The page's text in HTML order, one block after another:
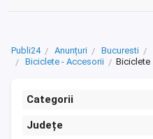
Publi24 Anunțuri Bucuresti
Biciclete - Accesorii
Biciclete
Categorii
Județe